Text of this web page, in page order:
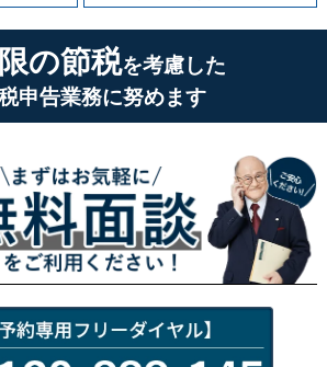
の節税を考慮した
申告業務に努めます